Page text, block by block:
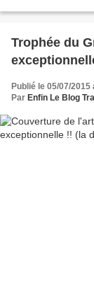
Trophée du
Publié le 05/07/2015
Par Enfin Le Blog